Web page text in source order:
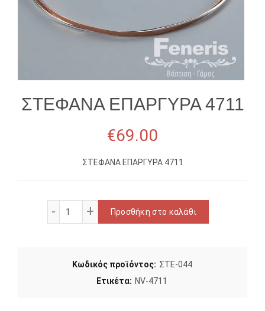
ΣΤΕΦΑΝΑ ΕΠΑΡΓΥΡΑ 4711
€69.00
ΣΤΕΦΑΝΑ ΕΠΑΡΓΥΡΑ 4711
ΣΤΕΦΑΝΑ ΕΠΑΡΓΥΡΑ 4711 ποσότητα
Προσθήκη στο καλάθι
Κωδικός προϊόντος: ΣΤΕ-044
Ετικέτα: NV-4711